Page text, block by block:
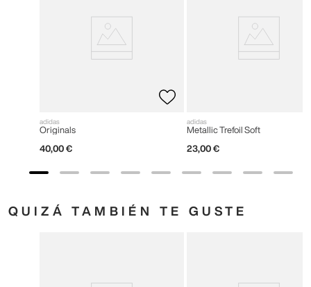
adidas
Originals
40,00 €
adidas
Metallic Trefoil Soft
23,00 €
QUIZÁ TAMBIÉN TE GUSTE